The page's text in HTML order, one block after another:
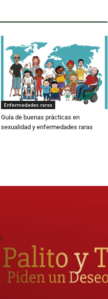
Enfermedades raras
Guía de buenas prácticas en
sexualidad y enfermedades raras